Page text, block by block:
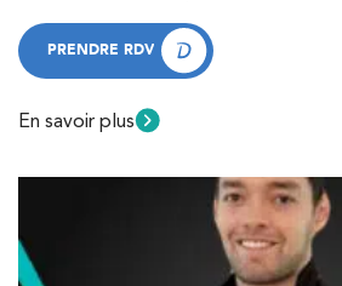
PRENDRE RDV
En savoir plus